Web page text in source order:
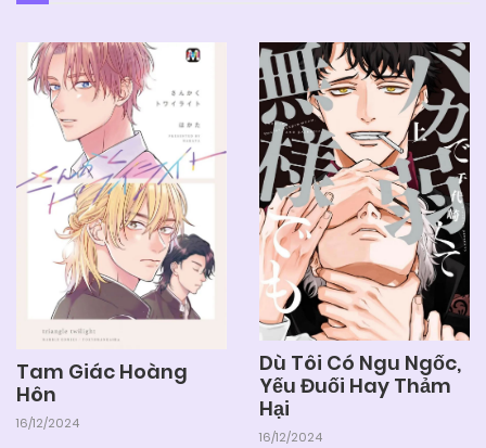
Tam Giác Hoàng
Hôn
16/12/2024
Dù Tôi Có Ngu Ngốc,
Yếu Đuối Hay Thảm
Hại
16/12/2024